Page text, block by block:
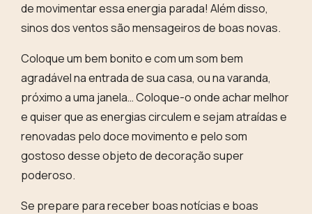
de movimentar essa energia parada! Além disso,
sinos dos ventos são mensageiros de boas novas.
Coloque um bem bonito e com um som bem
agradável na entrada de sua casa, ou na varanda,
próximo a uma janela… Coloque-o onde achar melhor
e quiser que as energias circulem e sejam atraídas e
renovadas pelo doce movimento e pelo som
gostoso desse objeto de decoração super
poderoso.
Se prepare para receberboas notícias e boas